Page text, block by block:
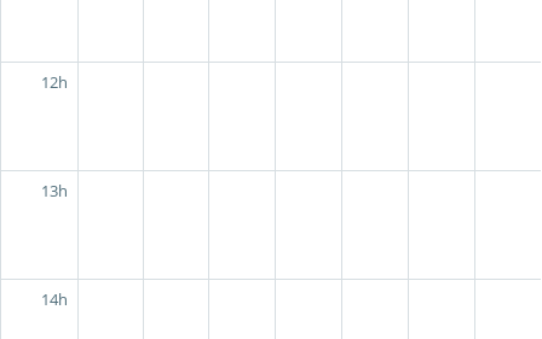
12h
13h
14h